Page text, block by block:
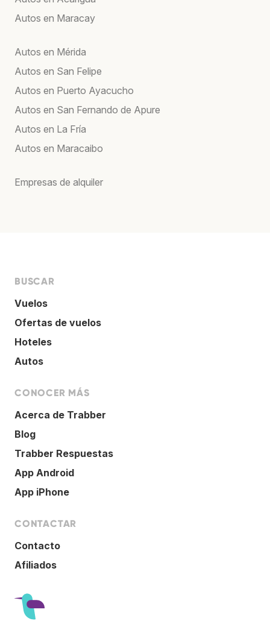
Autos en Maracay
Autos en Mérida
Autos en San Felipe
Autos en Puerto Ayacucho
Autos en San Fernando de Apure
Autos en La Fría
Autos en Maracaibo
Empresas de alquiler
BUSCAR
Vuelos
Ofertas de vuelos
Hoteles
Autos
CONOCER MÁS
Acerca de Trabber
Blog
Trabber Respuestas
App Android
App iPhone
CONTACTAR
Contacto
Afiliados